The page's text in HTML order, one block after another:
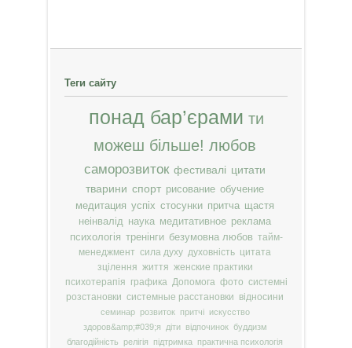
Теги сайту
понад бар’єрами ти
можеш більше! любов
саморозвиток фестивалі цитати
тварини спорт рисование обучение
медитация успіх стосунки притча щастя
неінвалід наука медитативное реклама
психологія тренінги безумовна любов тайм-
менеджмент сила духу духовність цитата
зцілення життя женские практики
психотерапія графика Допомога фото системні
розстановки системные расстановки відносини
семинар розвиток притчі
искусство
здоров&amp;#039;я
діти відпочинок буддизм
благодійність
релігія підтримка
практична психологія